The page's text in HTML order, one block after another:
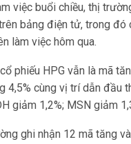
việc buổi chiều, thị
bảng điện tử, trong đó
làm việc hôm qua.
phiếu HPG vẫn là mã
4,5% cùng vị trí dẫn đầu
giảm 1,2%; MSN giảm
ghi nhận 12 mã tăng